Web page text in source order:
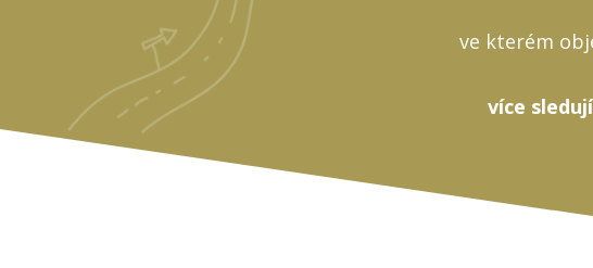
ve kterém
více